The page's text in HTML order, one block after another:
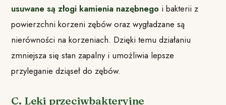
usuwane są złogi kamienia nazębnego i bakterii z
powierzchni korzeni zębów oraz wygładzane są
nierówności na korzeniach. Dzięki temu działaniu
zmniejsza się stan zapalny i umożliwia lepsze
przyleganie dziąseł do zębów.
C. Leki przeciwbakteryjne